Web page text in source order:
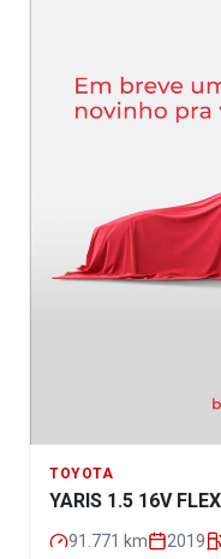
TOYOTA
YARIS 1.5 16V
91.771 km 2019